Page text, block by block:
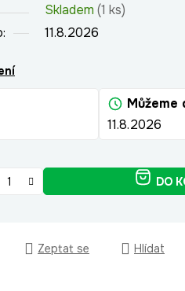
Skladem (1 ks)
11.8.2026
Můžeme
11.8.2026
DO
Zeptat se Hlídat